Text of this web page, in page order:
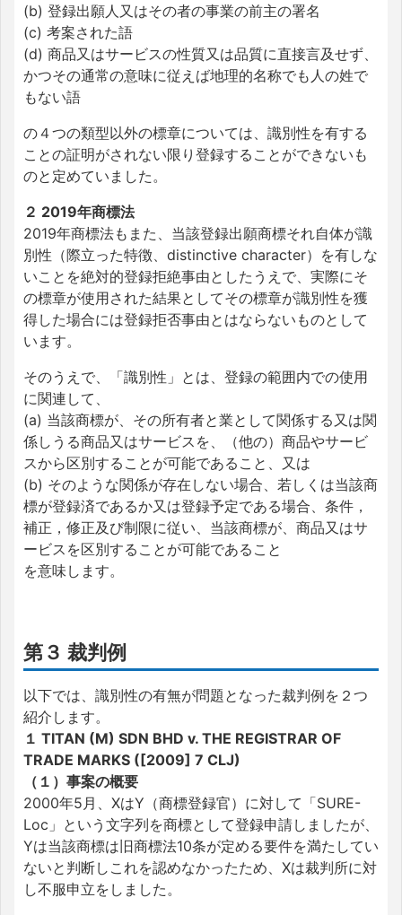
(b) 登録出願人又はその者の事業の前主の署名
(c) 考案された語
(d) 商品又はサービスの性質又は品質に直接言及せず、
かつその通常の意味に従えば地理的名称でも人の姓で
もない語
の４つの類型以外の標章については、識別性を有する
ことの証明がされない限り登録することができないも
のと定めていました。
２ 2019年商標法
2019年商標法もまた、当該登録出願商標それ自体が識
別性（際立った特徴、distinctive character）を有しな
いことを絶対的登録拒絶事由としたうえで、実際にそ
の標章が使用された結果としてその標章が識別性を獲
得した場合には登録拒否事由とはならないものとして
います。
そのうえで、「識別性」とは、登録の範囲内での使用
に関連して、
(a) 当該商標が、その所有者と業として関係する又は関
係しうる商品又はサービスを、（他の）商品やサービ
スから区別することが可能であること、又は
(b) そのような関係が存在しない場合、若しくは当該商
標が登録済であるか又は登録予定である場合、条件，
補正，修正及び制限に従い、当該商標が、商品又はサ
ービスを区別することが可能であること
を意味します。
第３ 裁判例
以下では、識別性の有無が問題となった裁判例を２つ
紹介します。
１ TITAN (M) SDN BHD v. THE REGISTRAR OF
TRADE MARKS ([2009] 7 CLJ)
（１）事案の概要
2000年5月、XはY（商標登録官）に対して「SURE-
Loc」という文字列を商標として登録申請しましたが、
Yは当該商標は旧商標法10条が定める要件を満たしてい
ないと判断しこれを認めなかったため、Xは裁判所に対
し不服申立をしました。